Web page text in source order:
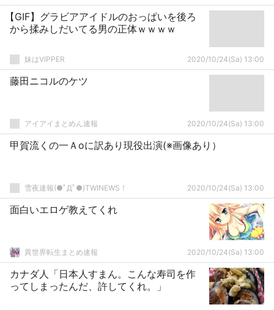
【GIF】グラビアアイドルのおっぱいを後ろ
から揉みしだいてる男の正体ｗｗｗｗ
妹はVIPPER 2020/10/24(Sa) 13:00
藤田ニコルのケツ
アイアイまとめん速報 2020/10/24(Sa) 13:00
甲賀流くの一Ａoに訳あり現役出演(※画像あり）
雪夜速報(●ﾟДﾟ●)TWINEWS！ 2020/10/24(Sa) 13:00
面白いエロゲ教えてくれ
異世界転生まとめ速報 2020/10/24(Sa) 13:00
カナダ人「日本人すまん。こんな寿司を作
ってしまったんだ、許してくれ。」